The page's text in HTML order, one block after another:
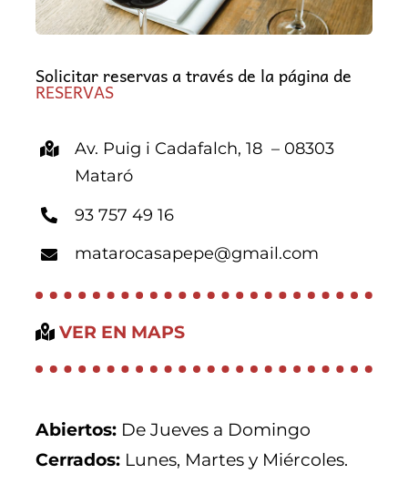
Solicitar reservas a través de la página de
RESERVAS
Av. Puig i Cadafalch, 18 – 08303
Mataró
93 757 49 16
matarocasapepe@gmail.com
VER EN MAPS
Abiertos:De Jueves a Domingo
Cerrados:Lunes, Martes y Miércoles.